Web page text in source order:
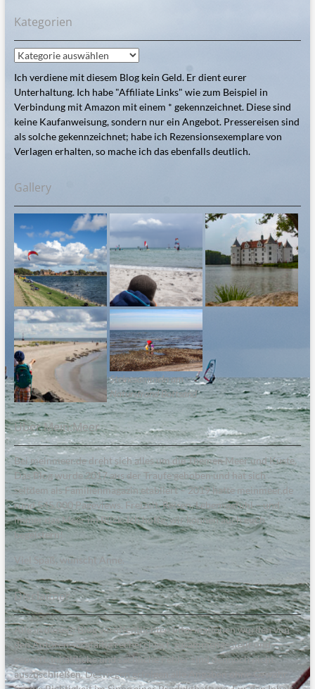
Kategorien
Kategorien
Ich verdiene mit diesem Blog kein Geld. Er dient eurer
Unterhaltung. Ich habe "Affiliate Links" wie zum Beispiel in
Verbindung mit Amazon mit einem * gekennzeichnet. Diese sind
keine Kaufanweisung, sondern nur ein Angebot. Pressereisen sind
als solche gekennzeichnet; habe ich Rezensionsexemplare von
Verlagen erhalten, so mache ich das ebenfalls deutlich.
Gallery
Steinesammeln am
Naturstrand Bottsand
Über Mein:Meer
Bei meinmeer.de dreht sich alles um die Themen Meer und Küste.
Das Blog wurde 2017 aus der Traufe gehoben und hat sich
seitdem als Familienmagazin etabliert – 2019 hatte meinmeer.de
rund 545.000 Pageviews. Freizeit, Reisen, Lebensgefühl – und
immer das Meer im Blick. Ich hoffe, wir können auch euch
begeistern!
Viel Spaß, wünscht Anne.
Disclaimer
Alle in diesem Blog veröffentlichten Informationen wurden von
den Autoren sorgfältig recherchiert, zusammengestellt und
geprüft. Inhaltliche und sachliche Fehler sind dennoch nicht
auszuschließen. Deswegen erfolgen alle Angaben ohne Gewähr